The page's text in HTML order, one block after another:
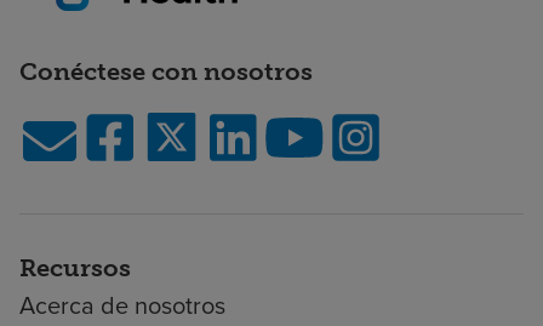
Conéctese con nosotros
Recursos
Acerca de nosotros